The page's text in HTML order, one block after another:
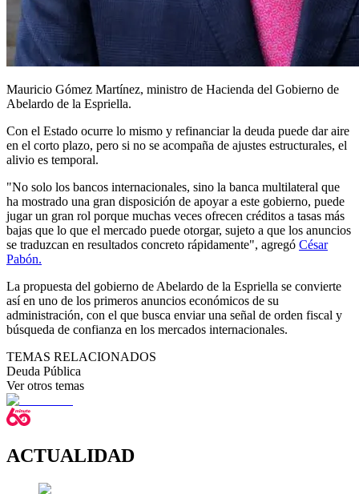
Mauricio Gómez Martínez, ministro de Hacienda del Gobierno de
Abelardo de la Espriella.
Con el Estado ocurre lo mismo y refinanciar la deuda puede dar aire
en el corto plazo, pero si no se acompaña de ajustes estructurales, el
alivio es temporal.
"No solo los bancos internacionales, sino la banca multilateral que
ha mostrado una gran disposición de apoyar a este gobierno, puede
jugar un gran rol porque muchas veces ofrecen créditos a tasas más
bajas que lo que el mercado puede otorgar, sujeto a que los anuncios
se traduzcan en resultados concreto rápidamente", agregó César
Pabón.
La propuesta del gobierno de Abelardo de la Espriella se convierte
así en uno de los primeros anuncios económicos de su
administración, con el que busca enviar una señal de orden fiscal y
búsqueda de confianza en los mercados internacionales.
TEMAS RELACIONADOS
Deuda Pública
Ver otros temas
ACTUALIDAD